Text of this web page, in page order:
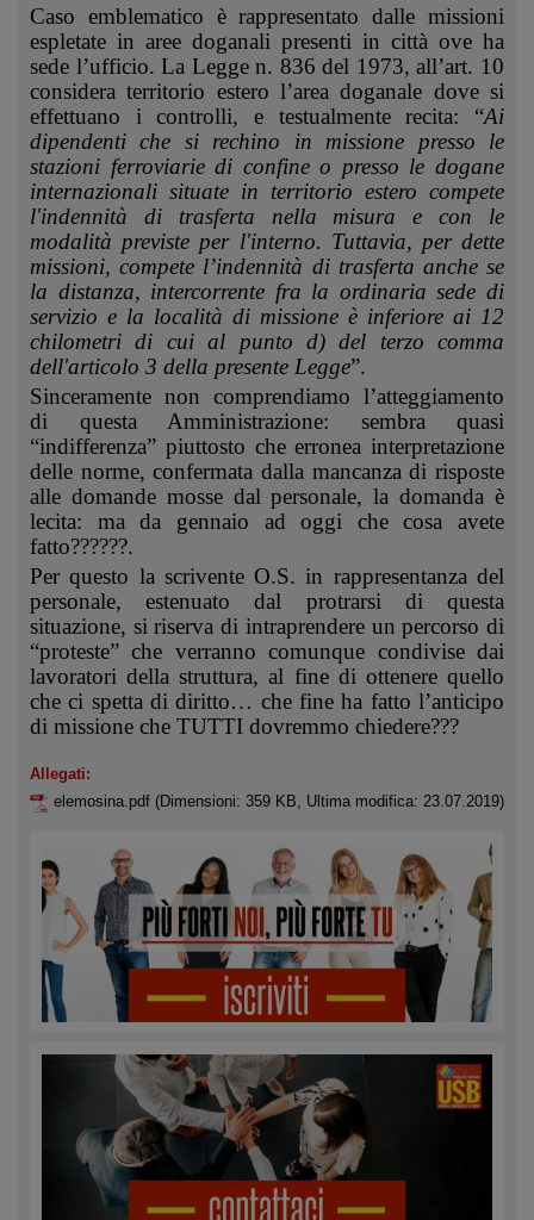
Caso emblematico è rappresentato dalle missioni
espletate in aree doganali presenti in città ove ha
sede l’ufficio. La Legge n. 836 del 1973, all’art. 10
considera territorio estero l’area doganale dove si
effettuano i controlli, e testualmente recita: “Ai
dipendenti che si rechino in missione presso le
stazioni ferroviarie di confine o presso le dogane
internazionali situate in territorio estero compete
l'indennità di trasferta nella misura e con le
modalità previste per l'interno. Tuttavia, per dette
missioni, compete l’indennità di trasferta anche se
la distanza, intercorrente fra la ordinaria sede di
servizio e la località di missione è inferiore ai 12
chilometri di cui al punto d) del terzo comma
dell'articolo 3 della presente Legge”.
Sinceramente non comprendiamo l’atteggiamento
di questa Amministrazione: sembra quasi
“indifferenza” piuttosto che erronea interpretazione
delle norme, confermata dalla mancanza di risposte
alle domande mosse dal personale, la domanda è
lecita: ma da gennaio ad oggi che cosa avete
fatto??????.
Per questo la scrivente O.S. in rappresentanza del
personale, estenuato dal protrarsi di questa
situazione, si riserva di intraprendere un percorso di
“proteste” che verranno comunque condivise dai
lavoratori della struttura, al fine di ottenere quello
che ci spetta di diritto… che fine ha fatto l’anticipo
di missione che TUTTI dovremmo chiedere???
Allegati:
elemosina.pdf (Dimensioni: 359 KB, Ultima modifica: 23.07.2019)